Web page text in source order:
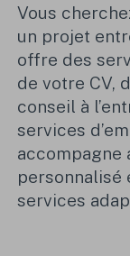
Vous
un projet
offre des
de votre CV,
conseil à
services
accompagne
personnalisé
services